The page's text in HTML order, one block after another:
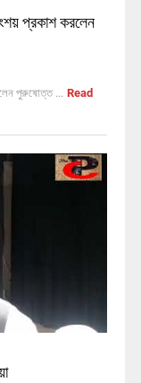
প্রকাশ করলেন
পুরুষোত্ত ... Read